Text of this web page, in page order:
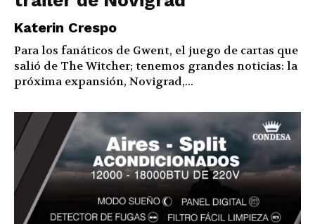
Katerin Crespo
Para los fanáticos de Gwent, el juego de cartas que
salió de The Witcher; tenemos grandes noticias: la
próxima expansión, Novigrad,...